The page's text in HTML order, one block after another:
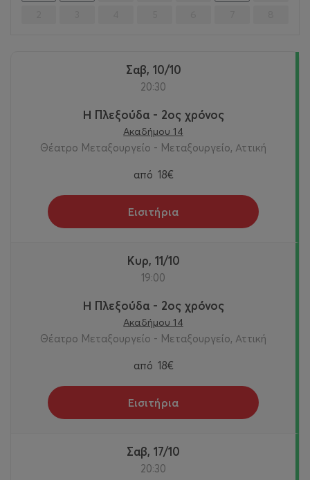
Σαβ, 10/10
20:30
Η Πλεξούδα - 2ος χρόνος
Ακαδήμου 14
Θέατρο Μεταξουργείο - Μεταξουργείο, Αττική
από 18€
Εισιτήρια
Κυρ, 11/10
19:00
Η Πλεξούδα - 2ος χρόνος
Ακαδήμου 14
Θέατρο Μεταξουργείο - Μεταξουργείο, Αττική
από 18€
Εισιτήρια
Σαβ, 17/10
20:30